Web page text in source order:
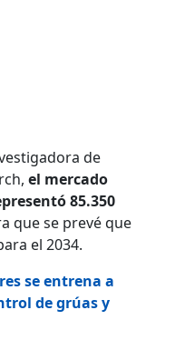
de
el mercado
85.350
que se prevé que
el 2034.
se entrena a
de grúas y